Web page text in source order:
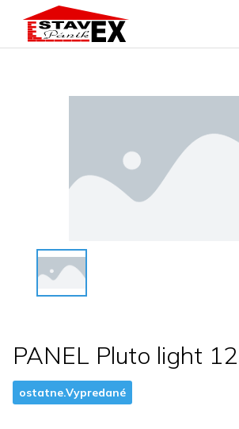
PANEL Pluto light
ostatne.Vypredané